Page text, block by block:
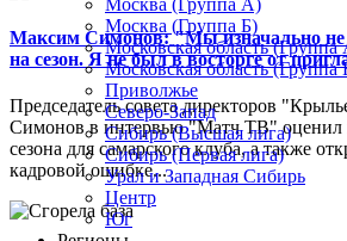
Максим Симонов: "Мы изначально не
на сезон. Я не был в восторге от
Председатель совета директоров
Симонов в интервью "Матч ТВ" оценил
сезона для самарского клуба, а также
кадровой ошибке...
Москва (Группа А)
Москва (Группа Б)
Московская область (Группа
Московская область (Группа
Приволжье
Северо-Запад
Сибирь (Высшая лига)
Сибирь (Первая лига)
Урал и Западная Сибирь
Центр
Юг